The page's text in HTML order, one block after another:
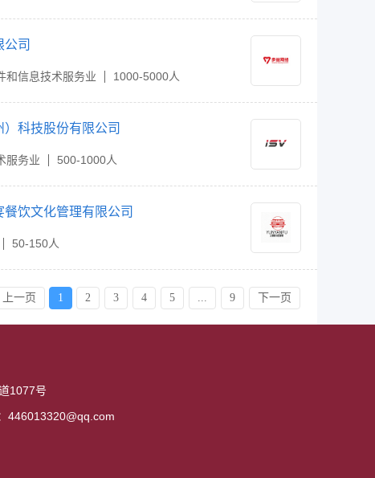
公司
和信息技术服务业 1000-5000人
）科技股份有限公司
服务业 500-1000人
餐饮文化管理有限公司
50-150人
上一页 1 2 3 4 5 ... 9 下一页
1077号